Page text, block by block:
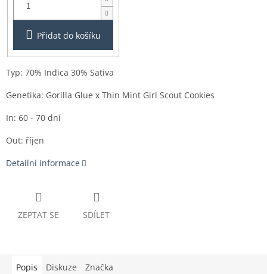
Přidat do košíku
Typ: 70% Indica 30% Sativa
Genetika: Gorilla Glue x Thin Mint Girl Scout Cookies
In: 60 - 70 dní
Out: říjen
Detailní informace
ZEPTAT SE SDÍLET
Popis Diskuze Značka